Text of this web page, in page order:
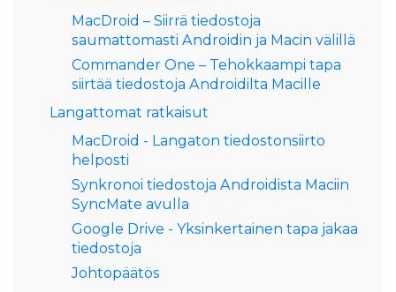
MacDroid – Siirrä tiedostoja
saumattomasti Androidin ja Macin välillä
Commander One – Tehokkaampi tapa
siirtää tiedostoja Androidilta Macille
Langattomat ratkaisut
MacDroid - Langaton tiedostonsiirto
helposti
Synkronoi tiedostoja Androidista Maciin
SyncMate avulla
Google Drive - Yksinkertainen tapa jakaa
tiedostoja
Johtopäätös